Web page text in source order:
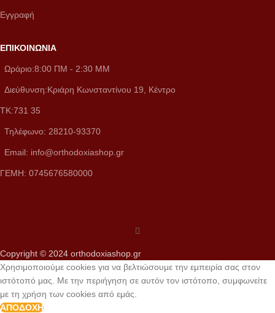
Εγγραφή
ΕΠΙΚΟΙΝΩΝΙΑ
Ωράριο:8:00 ΠM - 2:30 MM
Διεύθυνση:Κριάρη Κωνσταντίνου 19, Κέντρο
ΤΚ:731 35
Τηλέφωνο: 28210-93370
Email: info@orthodoxiashop.gr
ΓΕΜH: 0745676580000
Copyright © 2024 orthodoxiashop.gr
Χρησιμοποιούμε cookies για να βελτιώσουμε την εμπειρία σας στον
ιστότοπό μας. Με την περιήγηση σε αυτόν τον ιστότοπο, συμφωνείτε
με τη χρήση των cookies από εμάς.
ΑΠΟΔΟΧΉ